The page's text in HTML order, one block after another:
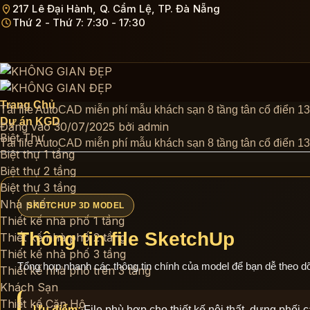
Bỏ
qua
217 Lê Đại Hành, Q. Cẩm Lệ, TP. Đà Nẵng
Thứ 2 - Thứ 7: 7:30 - 17:30
Trang Chủ
Dự án KGD
Biệt Thự
Biệt thự 1 tầng
Biệt thự 2 tầng
Biệt thự 3 tầng
Nhà phố
Thiết kế nhà phố 1 tầng
Thiết kế nhà phố 2 tầng
Thiết kế nhà phố 3 tầng
Thiết kế nhà phố trên 3 tầng
Khách Sạn
Thiết kế Căn Hộ
Tải file AutoCAD miễn phí mẫu khách sạn 8 tầng tân cổ điển
Đăng vào30/07/2025 bởi admin
Tải file AutoCAD miễn phí mẫu khách sạn 8 tầng tân cổ điển
SKETCHUP 3D MODEL
Thông tin file SketchUp
Tổng hợp nhanh các thông tin chính của model để bạn dễ theo